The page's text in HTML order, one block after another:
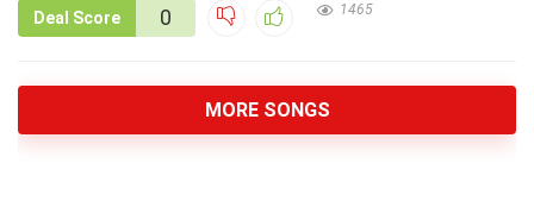
Deal Score 0 1465
MORE SONGS